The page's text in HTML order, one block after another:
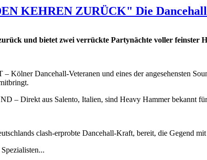
KEHREN ZURÜCK" Die
und bietet zwei verrückte Partynächte voller feinster
Dancehall-Veteranen und eines der angesehensten
– Direkt aus Salento, Italien, sind Heavy Hammer bekannt
clash-erprobte Dancehall-Kraft, bereit, die Gegend